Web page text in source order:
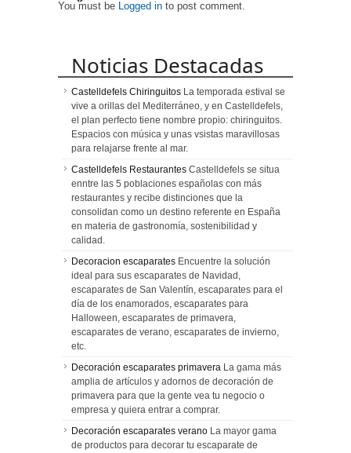
emocionante
You must be Logged in to post comment.
Noticias Destacadas
Castelldefels Chiringuitos La temporada estival se
vive a orillas del Mediterráneo, y en Castelldefels,
el plan perfecto tiene nombre propio: chiringuitos.
Espacios con música y unas vsistas maravillosas
para relajarse frente al mar.
Castelldefels Restaurantes Castelldefels se situa
enntre las 5 poblaciones españolas con más
restaurantes y recibe distinciones que la
consolidan como un destino referente en España
en materia de gastronomía, sostenibilidad y
calidad.
Decoracion escaparates Encuentre la solución
ideal para sus escaparates de Navidad,
escaparates de San Valentín, escaparates para el
día de los enamorados, escaparates para
Halloween, escaparates de primavera,
escaparates de verano, escaparates de invierno,
etc.
Decoración escaparates primavera La gama más
amplia de artículos y adornos de decoración de
primavera para que la gente vea tu negocio o
empresa y quiera entrar a comprar.
Decoración escaparates verano La mayor gama
de productos para decorar tu escaparate de